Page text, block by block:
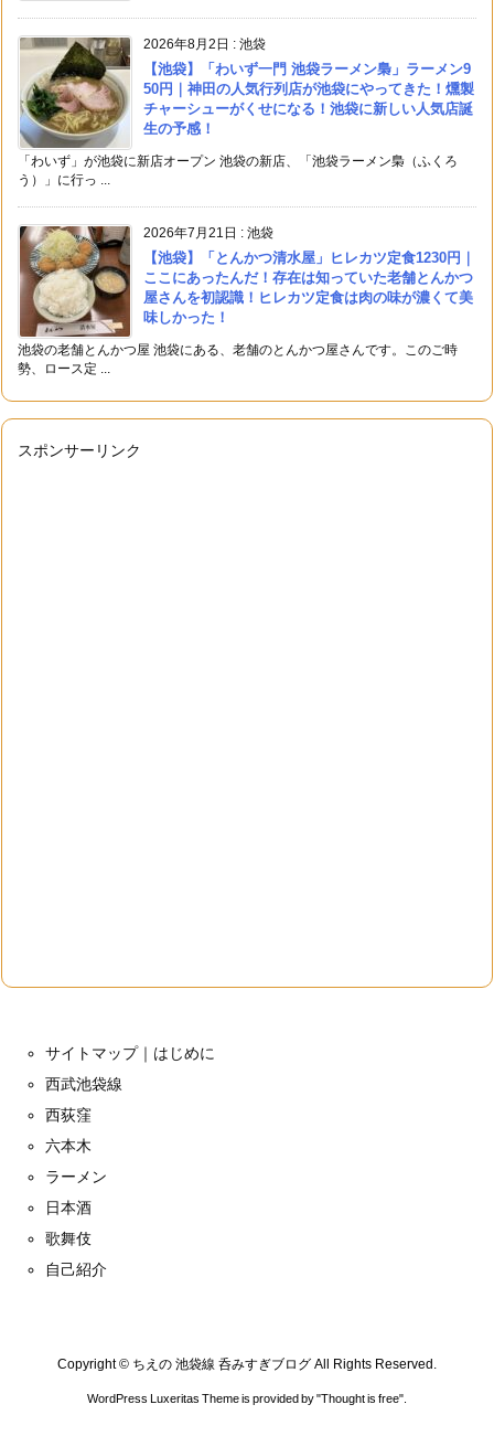
2026年8月2日 : 池袋
【池袋】「わいず一門 池袋ラーメン梟」ラーメン9
50円｜神田の人気行列店が池袋にやってきた！燻製
チャーシューがくせになる！池袋に新しい人気店誕
生の予感！
「わいず」が池袋に新店オープン 池袋の新店、「池袋ラーメン梟（ふくろ
う）」に行っ ...
2026年7月21日 : 池袋
【池袋】「とんかつ清水屋」ヒレカツ定食1230円｜
ここにあったんだ！存在は知っていた老舗とんかつ
屋さんを初認識！ヒレカツ定食は肉の味が濃くて美
味しかった！
池袋の老舗とんかつ屋 池袋にある、老舗のとんかつ屋さんです。このご時
勢、ロース定 ...
スポンサーリンク
サイトマップ｜はじめに
西武池袋線
西荻窪
六本木
ラーメン
日本酒
歌舞伎
自己紹介
Copyright © ちえの 池袋線 呑みすぎブログ All Rights Reserved.
WordPress Luxeritas Theme is provided by "Thought is free".